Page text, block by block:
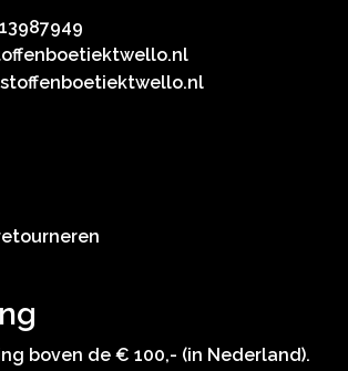
boven de € 100,- (in Nederland).